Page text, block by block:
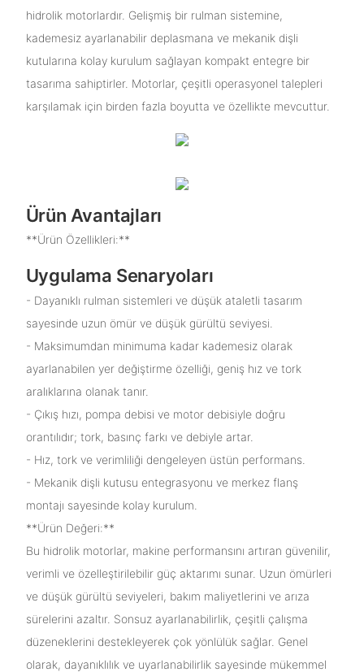
hidrolik motorlardır. Gelişmiş bir rulman sistemine,
kademesiz ayarlanabilir deplasmana ve mekanik dişli
kutularına kolay kurulum sağlayan kompakt entegre bir
tasarıma sahiptirler. Motorlar, çeşitli operasyonel talepleri
karşılamak için birden fazla boyutta ve özellikte mevcuttur.
Ürün Avantajları
**Ürün Özellikleri:**
Uygulama Senaryoları
- Dayanıklı rulman sistemleri ve düşük ataletli tasarım
sayesinde uzun ömür ve düşük gürültü seviyesi.
- Maksimumdan minimuma kadar kademesiz olarak
ayarlanabilen yer değiştirme özelliği, geniş hız ve tork
aralıklarına olanak tanır.
- Çıkış hızı, pompa debisi ve motor debisiyle doğru
orantılıdır; tork, basınç farkı ve debiyle artar.
- Hız, tork ve verimliliği dengeleyen üstün performans.
- Mekanik dişli kutusu entegrasyonu ve merkez flanş
montajı sayesinde kolay kurulum.
**Ürün Değeri:**
Bu hidrolik motorlar, makine performansını artıran güvenilir,
verimli ve özelleştirilebilir güç aktarımı sunar. Uzun ömürleri
ve düşük gürültü seviyeleri, bakım maliyetlerini ve arıza
sürelerini azaltır. Sonsuz ayarlanabilirlik, çeşitli çalışma
düzeneklerini destekleyerek çok yönlülük sağlar. Genel
olarak, dayanıklılık ve uyarlanabilirlik sayesinde mükemmel